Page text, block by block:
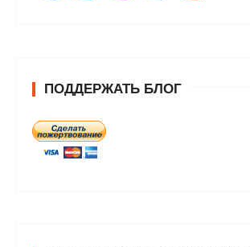
ПОДДЕРЖАТЬ БЛОГ